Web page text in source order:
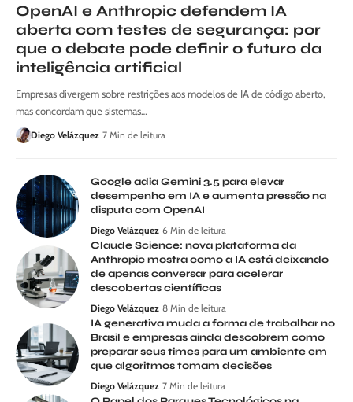
OpenAI e Anthropic defendem IA
aberta com testes de segurança: por
que o debate pode definir o futuro da
inteligência artificial
Empresas divergem sobre restrições aos modelos de IA de código aberto,
mas concordam que sistemas…
Diego Velázquez 7 Min de leitura
Google adia Gemini 3.5 para elevar
desempenho em IA e aumenta pressão na
disputa com OpenAI
Diego Velázquez 6 Min de leitura
Claude Science: nova plataforma da
Anthropic mostra como a IA está deixando
de apenas conversar para acelerar
descobertas científicas
Diego Velázquez 8 Min de leitura
IA generativa muda a forma de trabalhar no
Brasil e empresas ainda descobrem como
preparar seus times para um ambiente em
que algoritmos tomam decisões
Diego Velázquez 7 Min de leitura